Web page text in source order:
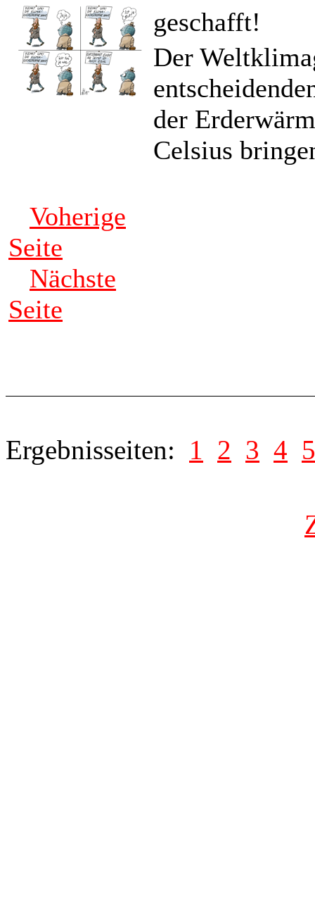
geschafft!
Der
der
Celsius
Voherige
Seite
Nächste
Seite
Ergebnisseiten: 1 2 3 4 5